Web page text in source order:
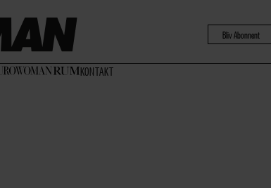
KONTAKT
Bliv Abonnent